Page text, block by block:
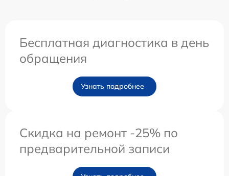
Бесплатная диагностика в день
обращения
Узнать подробнее
Скидка на ремонт -25% по
предварительной записи